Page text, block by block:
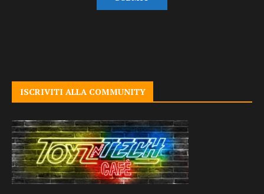
ISCRIVITI ALLA COMMUNITY